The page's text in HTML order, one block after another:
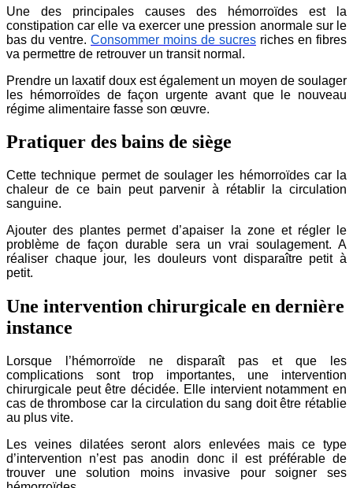
Une des principales causes des hémorroïdes est la
constipation car elle va exercer une pression anormale sur le
bas du ventre. Consommer moins de sucres riches en fibres
va permettre de retrouver un transit normal.
Prendre un laxatif doux est également un moyen de soulager
les hémorroïdes de façon urgente avant que le nouveau
régime alimentaire fasse son œuvre.
Pratiquer des bains de siège
Cette technique permet de soulager les hémorroïdes car la
chaleur de ce bain peut parvenir à rétablir la circulation
sanguine.
Ajouter des plantes permet d’apaiser la zone et régler le
problème de façon durable sera un vrai soulagement. A
réaliser chaque jour, les douleurs vont disparaître petit à
petit.
Une intervention chirurgicale en dernière
instance
Lorsque l’hémorroïde ne disparaît pas et que les
complications sont trop importantes, une intervention
chirurgicale peut être décidée. Elle intervient notamment en
cas de thrombose car la circulation du sang doit être rétablie
au plus vite.
Les veines dilatées seront alors enlevées mais ce type
d’intervention n’est pas anodin donc il est préférable de
trouver une solution moins invasive pour soigner ses